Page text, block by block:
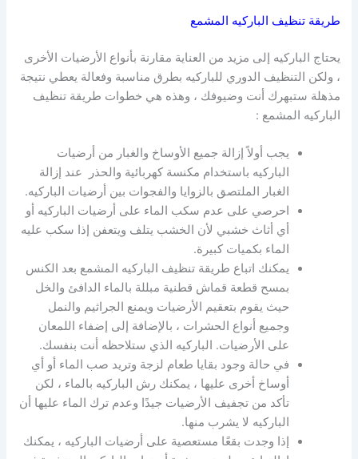
طريقة تنظيف الباركيه المشمع
يحتاج الباركيه إلى مزيد من العناية مقارنة بأنواع الأرضيات الأخرى
، ولكن التنظيف الدوري للباركيه بطرق مناسبة وفعالة يعطي نتيجة
مذهلة ستبهرك أنت وضيوفك ، وهذه هي خطوات طريقة تنظيف
الباركيه المشمع :
يجب أولاً إزالة جميع الأوساخ والغبار من أرضيات
الباركيه باستخدام مكنسة كهربائية والحذر عند إزالة
الغبار الملتصق بالزوايا والفجوات بين أرضيات الباركيه.
احرصي على عدم سكب الماء على أرضيات الباركيه أو
أي أثاث خشبي لأن الخشب يتلف ويتعفن إذا سكب عليه
الماء بكميات كبيرة.
يمكنك اتباع طريقة تنظيف الباركيه المشمع بعد الكنس
بمسح قطعة قماش قطنية مبللة بالماء الدافئ والخل
حيث يقوم بتعقيم الأرضيات ويمنع الجراثيم والنمل
وجميع أنواع الحشرات ، بالإضافة إلى إضفاء اللمعان
على الأرضيات. الباركيه الذي ستلاحظه أنت بنفسك.
في حالة وجود بقايا طعام لزجة وتريد صب الماء أو أي
أوساخ أخرى عليها ، يمكنك رش الباركيه بالماء ، لكن
تأكد من تجفيف الأرضيات جيدًا وعدم ترك الماء عليها أن
الباركيه لا يشرب منها.
إذا وجدت بقعًا مستعصية على أرضيات الباركيه ، يمكنك